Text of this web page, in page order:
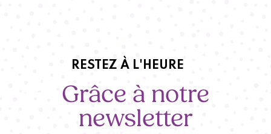
RESTEZ À L'HEURE
Grâce à notre
newsletter